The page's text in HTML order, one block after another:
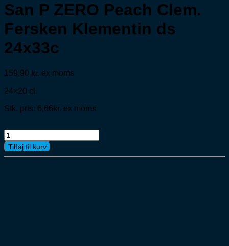
San P ZERO Peach Clem.
Fersken Klementin ds
24x33c
159,90 kr. ex moms
24×20 cl.
Stk. pris: 6,66kr. ex moms
San
P
ZERO
Tilføj til kurv